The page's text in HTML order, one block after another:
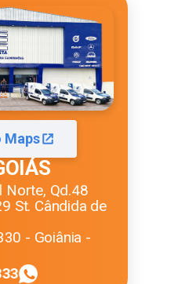
Maps
Norte, Qd.48
St. Cândida de
- Goiânia -